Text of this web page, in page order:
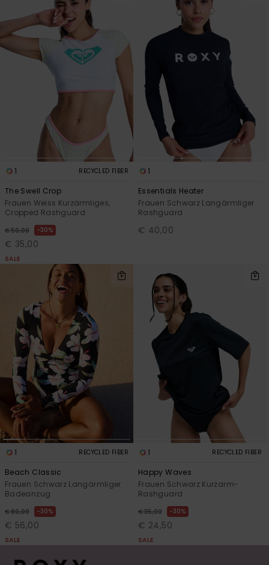
1 RECYCLED FIBER
The Swell Crop
Frauen Weiss Kurzärmliges,
Cropped Rashguard
€ 50,00 30%
€ 35,00
SALE
1
Essentials Heater
Frauen Schwarz Langärmliger
Rashguard
€ 40,00
1 RECYCLED FIBER
Beach Classic
Frauen Schwarz Langärmliger
Badeanzug
€ 80,00 30%
€ 56,00
SALE
1 RECYCLED FIBER
Happy Waves
Frauen Schwarz Kurzarm-
Rashguard
€ 35,00 30%
€ 24,50
SALE